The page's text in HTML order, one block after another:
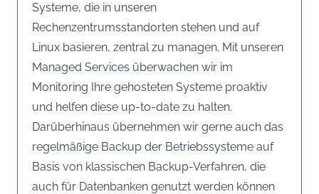
Systeme, die in unseren
Rechenzentrumsstandorten stehen und auf
Linux basieren, zentral zu managen. Mit unseren
Managed Services überwachen wir im
Monitoring Ihre gehosteten Systeme proaktiv
und helfen diese up-to-date zu halten.
Darüberhinaus übernehmen wir gerne auch das
regelmäßige Backup der Betriebssysteme auf
Basis von klassischen Backup-Verfahren, die
auch für Datenbanken genutzt werden können